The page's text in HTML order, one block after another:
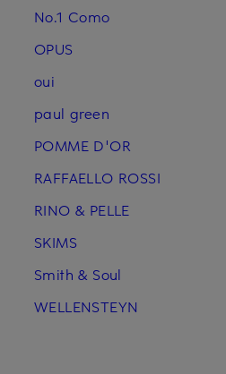
No.1 Como
OPUS
oui
paul green
POMME D'OR
RAFFAELLO ROSSI
RINO & PELLE
SKIMS
Smith & Soul
WELLENSTEYN